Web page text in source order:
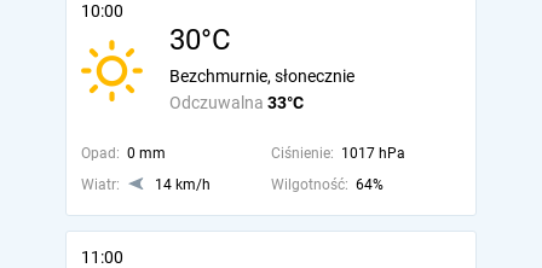
10:00
30°C
Odczuwalna 33°C
Bezchmurnie, słonecznie
Opad: 0 mm Ciśnienie: 1017 hPa
Wiatr:
14 km/h Wilgotność: 64%
11:00